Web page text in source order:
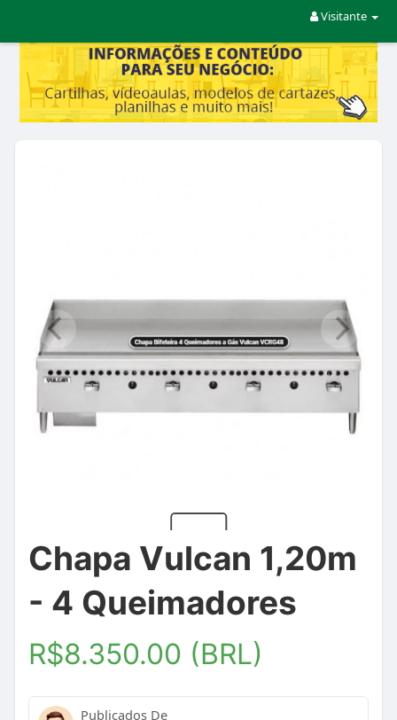
Visitante
Chapa Vulcan 1,20m
- 4 Queimadores
R$8.350.00 (BRL)
Publicados De